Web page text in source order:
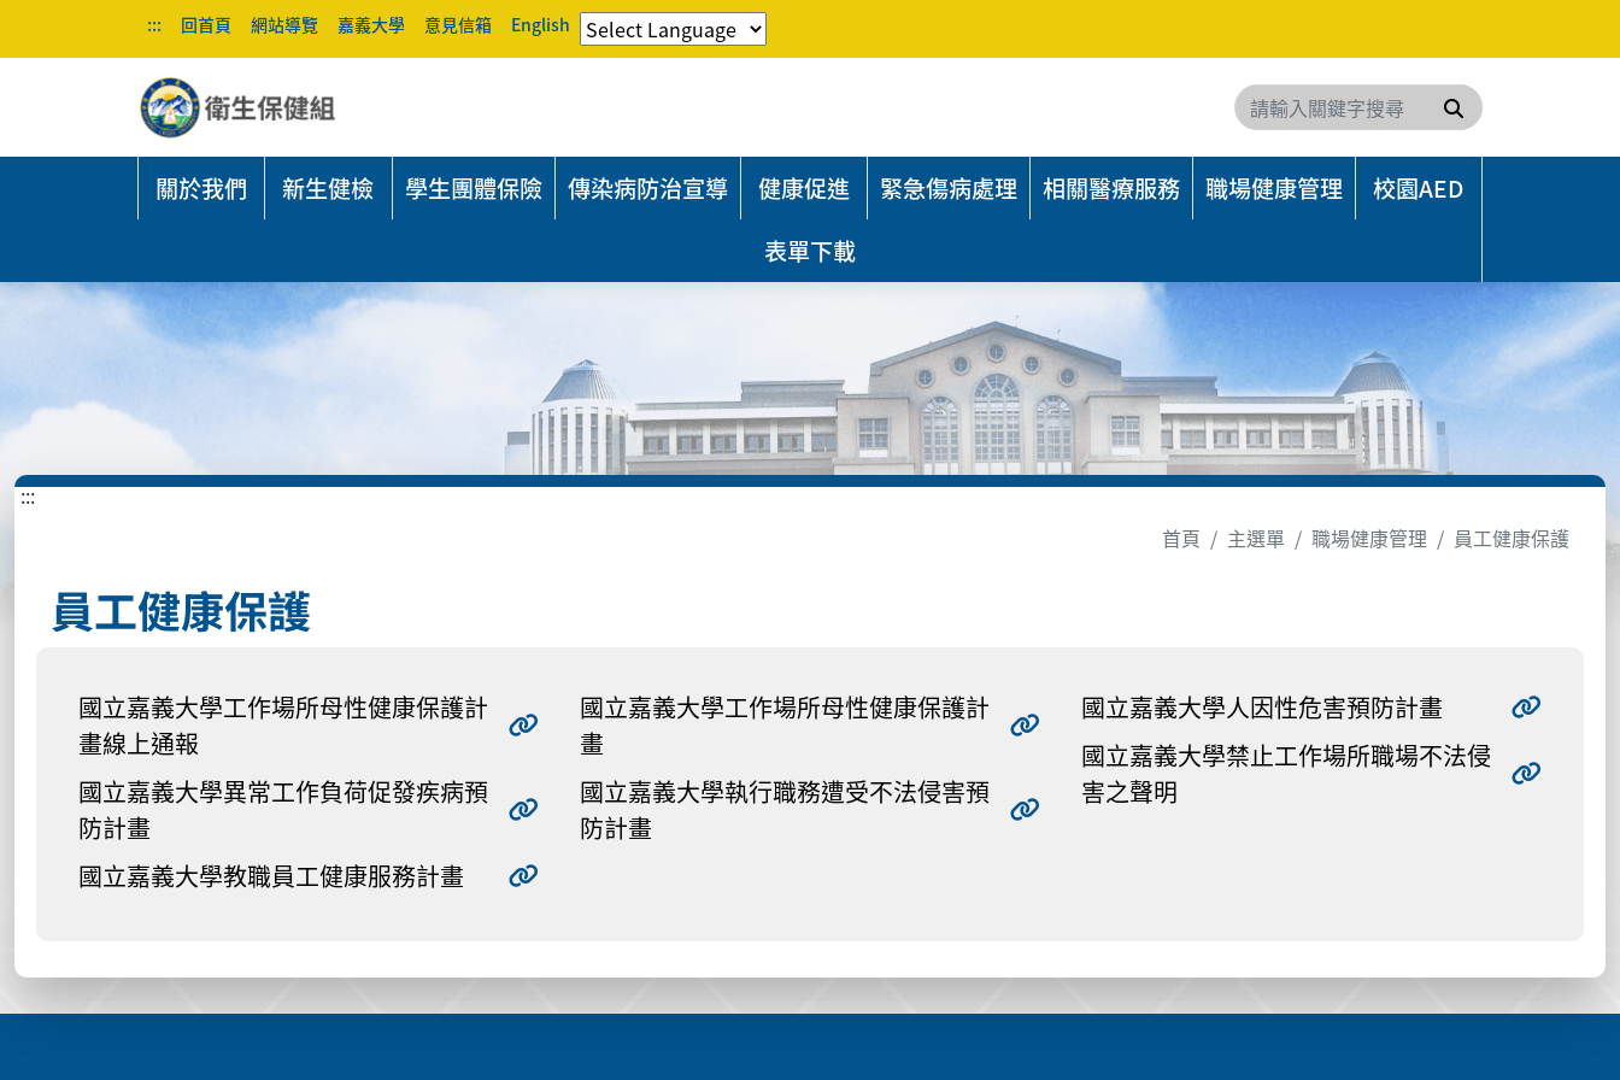
::: 回首頁 網站導覽 嘉義大學 意見信箱 English
搜尋
關於我們 新生健檢 學生團體保險 傳染病防治宣導 健康促進 緊急傷病處理 相關醫療服務 職場健康管理
校園AED
表單下載
:::
首頁
主選單 職場健康管理 員工健康保護
員工健康保護
國立嘉義大學工作場所母性健康保護計
畫線上通報
國立嘉義大學異常工作負荷促發疾病預
防計畫
國立嘉義大學教職員工健康服務計畫
國立嘉義大學工作場所母性健康保護計
畫
國立嘉義大學執行職務遭受不法侵害預
防計畫
國立嘉義大學人因性危害預防計畫
國立嘉義大學禁止工作場所職場不法侵
害之聲明